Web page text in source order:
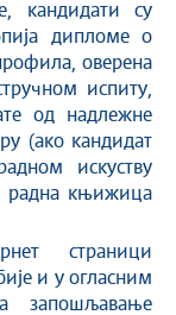
кандидати су
дипломе о
оверена
испиту,
од надлежне
(ако кандидат
искуству
радна књижица
страници
и у огласним
запошљавање